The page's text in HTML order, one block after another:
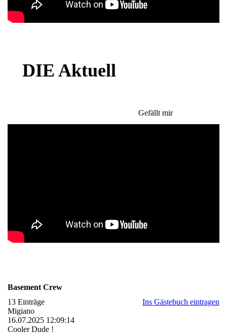
Gefällt mir
DIE Aktuell
Basement Crew
13 Einträge
Ins Gästebuch eintragen
Migiano
16.07.2025 12:09:14
Cooler Dude !